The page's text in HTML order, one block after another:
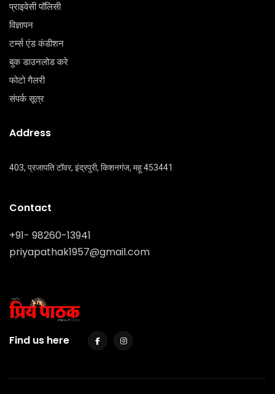
प्राइवेसी पॉलिसी
विज्ञापन
टर्म्स एंड कंडीशन
बुक डाउनलोड करे
फोटो गैलरी
संपर्क सूत्र
Address
403, प्रजापति टॉवर, इंद्रपुरी, किशनगंज, महू 453441
Contact
+91- 98260-13941
priyapathak1957@gmail.com
Find us here